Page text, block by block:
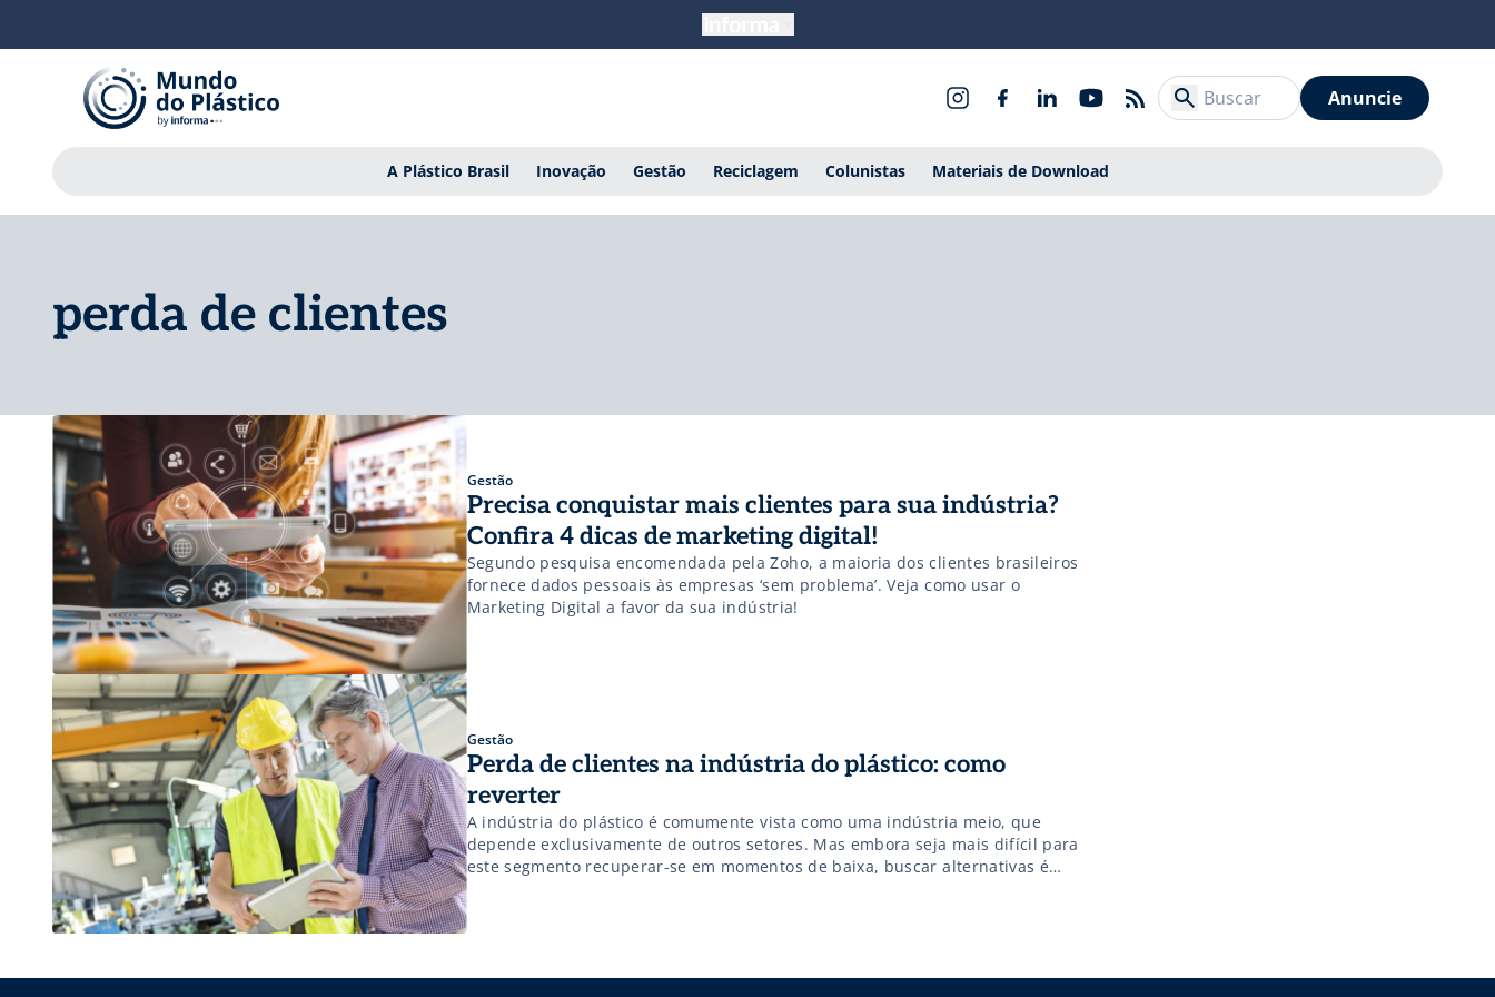
Anuncie
A Plástico Brasil Inovação Gestão Reciclagem Colunistas Materiais de Download
perda de clientes
Gestão
Precisa conquistar mais clientes para sua indústria?
Confira 4 dicas de marketing digital!
Segundo pesquisa encomendada pela Zoho, a maioria dos clientes brasileiros
fornece dados pessoais às empresas ‘sem problema’. Veja como usar o
Marketing Digital a favor da sua indústria!
Gestão
Perda de clientes na indústria do plástico: como
reverter
A indústria do plástico é comumente vista como uma indústria meio, que
depende exclusivamente de outros setores. Mas embora seja mais difícil para
este segmento recuperar-se em momentos de baixa, buscar alternativas é
mais do que preciso. Quando se trata de perda de clientes, não é diferente.
Por isso, muitas vezes é preciso se reinventar […]